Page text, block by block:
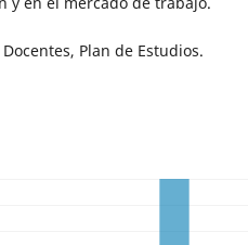
Plan de Estudios.